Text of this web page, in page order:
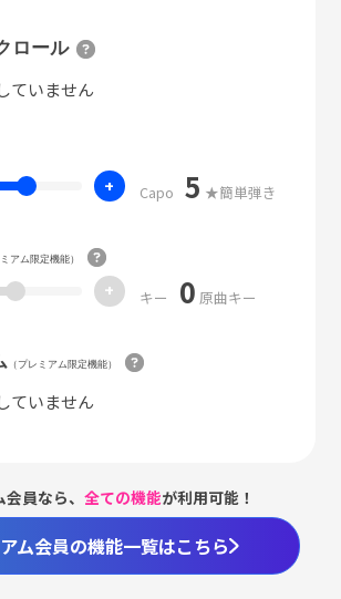
ロール
ていません
+ Capo 5 ★簡単弾き
アム限定機能）
+ キー 0 原曲キー
（プレミアム限定機能）
ていません
会員なら、全ての機能が利用可能！
ム会員の機能一覧はこちら